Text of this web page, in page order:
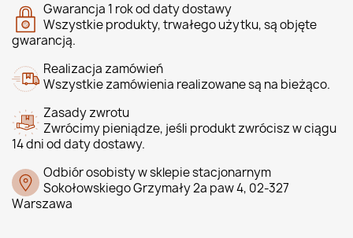
Gwarancja 1 rok od daty dostawy
Wszystkie produkty, trwałego użytku, są objęte
gwarancją.
Realizacja zamówień
Wszystkie zamówienia realizowane są na bieżąco.
Zasady zwrotu
Zwrócimy pieniądze, jeśli produkt zwrócisz w ciągu
14 dni od daty dostawy.
Odbiór osobisty w sklepie stacjonarnym
Sokołowskiego Grzymały 2a paw 4, 02-327
Warszawa